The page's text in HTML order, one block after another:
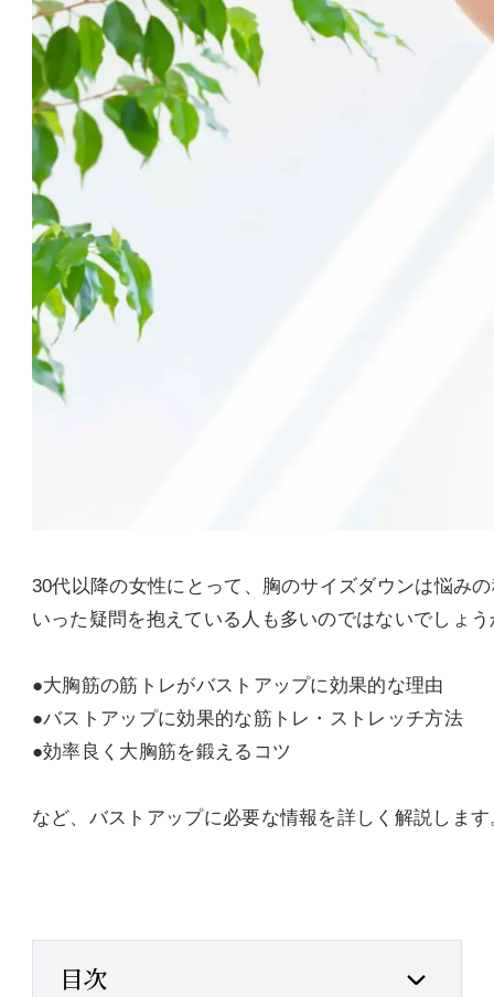
30代以降の女性にとって、胸のサイズダウンは悩み
いった疑問を抱えている人も多いのではないでしょ
●大胸筋の筋トレがバストアップに効果的な理由
●バストアップに効果的な筋トレ・ストレッチ方法
●効率良く大胸筋を鍛えるコツ
など、バストアップに必要な情報を詳しく解説しま
目次